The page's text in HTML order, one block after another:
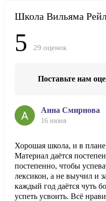
Школа Вильяма
5 29 оценок
Поставьте нам
Анна Смирнова
16 июня
Хорошая школа, и в
Материал даётся
постепенно, чтобы
лексикон, а не выучил и
каждый год даётся чуть
успеть усвоить. Всё